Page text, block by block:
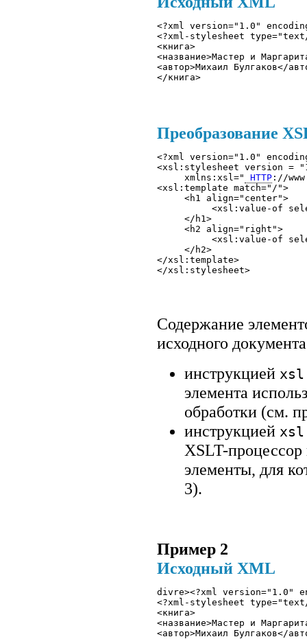
<?xml version="1.0"
<?xml-stylesheet
<книга>
<название>Мастер и
<автор>Михаил Булгаков</
</книга>
Преобразование
<?xml version="1.0"
<xsl:stylesheet version =
     xmlns:xsl="
HTTP ://
<xsl:template match="/">
     <h1 align="center">
<xsl:value-of
     </h1>
     <h2 align="right">
<xsl:value-of
     </h2>
</xsl:template>
Содержание
исходного
инструкцией
элемента
обработки (см.
инструкцией
XSLT-
элементы, для
3).
Пример 2
Исходный XML
divre><?xml version="1.0"
<?xml-stylesheet
<книга>
<название>Мастер и
<автор>Михаил Булгаков</